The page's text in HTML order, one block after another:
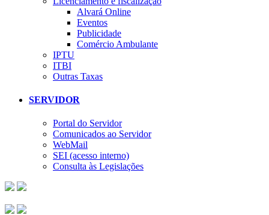
Alvará Online
Eventos
Publicidade
Comércio Ambulante
IPTU
ITBI
Outras Taxas
SERVIDOR
Portal do Servidor
Comunicados ao Servidor
WebMail
SEI (acesso interno)
Consulta às Legislações